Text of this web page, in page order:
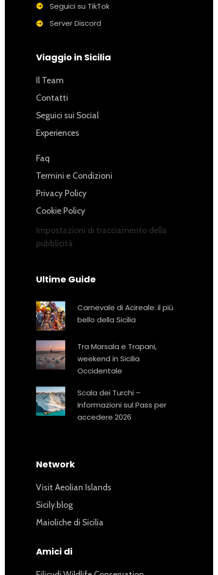
Seguici su TikTok
Server Discord
Viaggio in Sicilia
Il Team
Contatti
Seguici sui Social
Experiences
Faq
Termini e Condizioni
Privacy Policy
Cookie Policy
Impostazioni di tracciamento della
pubblicità
Ultime Guide
Carnevale di Acireale: il più
bello della Sicilia
Tra Marsala e Trapani,
weekend in Sicilia
Occidentale
Scala dei Turchi –
Informazioni sul Pass per
accedere 2026
Network
Visit Aeolian Islands
Sicily.blog
Maioliche di Sicilia
Amici di